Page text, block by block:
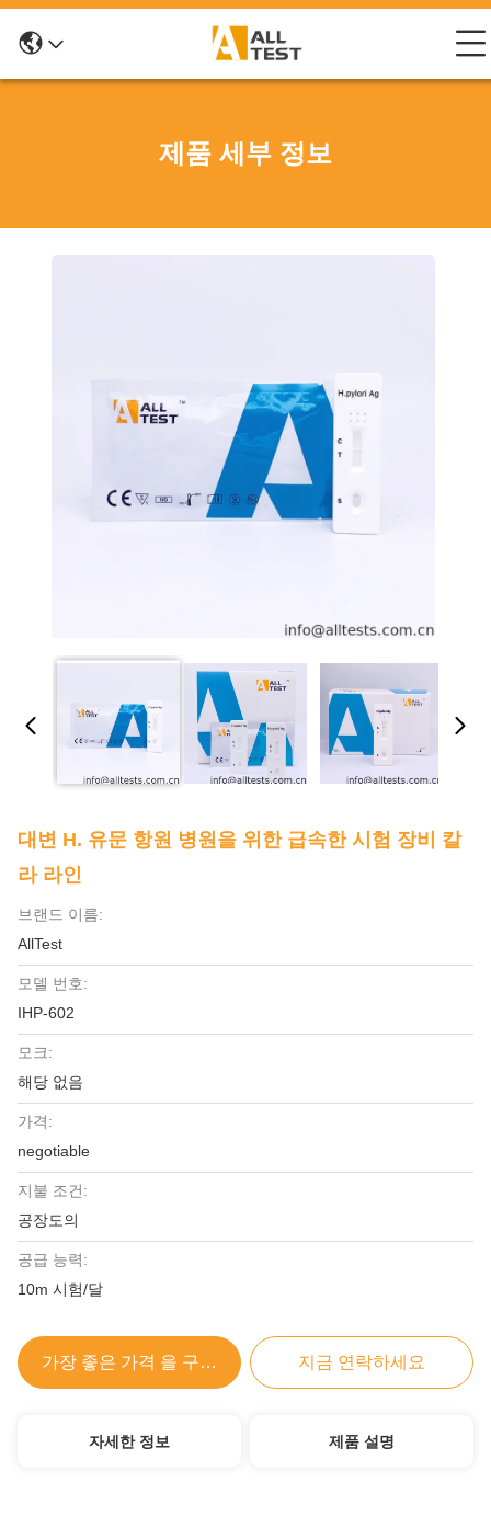
제품 세부 정보
대변 H. 유문 항원 병원을 위한 급속한 시험 장비 칼
라 라인
브랜드 이름:
AllTest
모델 번호:
IHP-602
모크:
해당 없음
가격:
negotiable
지불 조건:
공장도의
공급 능력:
10m 시험/달
가장 좋은 가격 을 구하라 지금 연락하세요
자세한 정보 제품 설명